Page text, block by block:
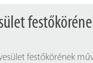
festőkörének